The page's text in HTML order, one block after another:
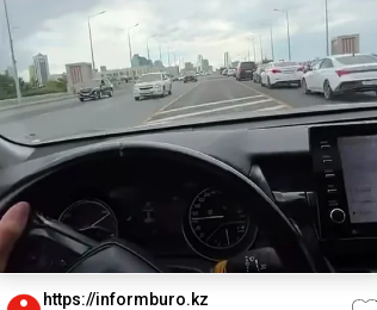
https://informburo.kz